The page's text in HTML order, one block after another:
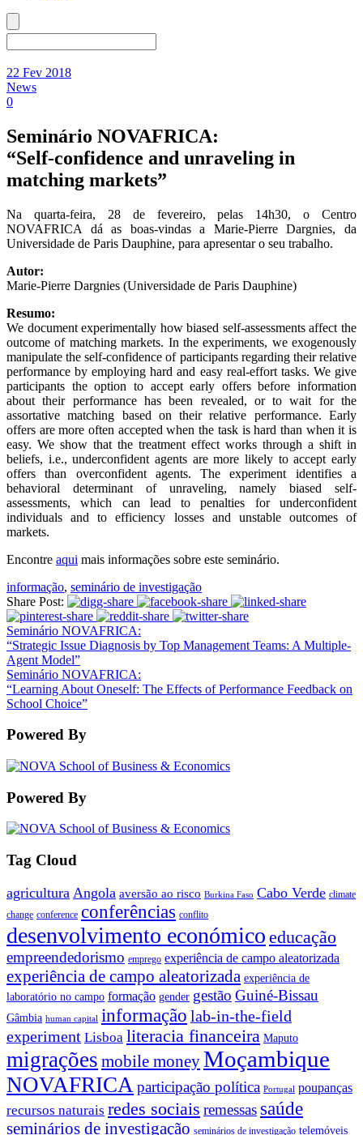
22 Fev 2018
News
0
Seminário NOVAFRICA:
“Self-confidence and unraveling in
matching markets”
Na quarta-feira, 28 de fevereiro, pelas 14h30, o Centro
NOVAFRICA dá as boas-vindas a Marie-Pierre Dargnies, da
Universidade de Paris Dauphine, para apresentar o seu trabalho.
Autor:
Marie-Pierre Dargnies (Universidade de Paris Dauphine)
Resumo:
We document experimentally how biased self-assessments affect the
outcome of matching markets. In the experiments, we exogenously
manipulate the self-confidence of participants regarding their relative
performance by employing hard and easy real-effort tasks. We give
participants the option to accept early offers before information
about their performance has been revealed, or to wait for the
assortative matching based on their relative performance. Early
offers are more often accepted when the task is hard than when it is
easy. We show that the treatment effect works through a shift in
beliefs, i.e., underconfident agents are more likely to accept early
offers than overconfident agents. The experiment identifies a
behavioral determinant of unraveling, namely biased self-
assessments, which can lead to penalties for underconfident
individuals and to efficiency losses and unstable outcomes of
markets.
Encontre aqui mais informações sobre este seminário.
informação, seminário de investigação
Share Post:
Seminário NOVAFRICA:
“Strategic Issue Diagnosis by Top Management Teams: A Multiple-
Agent Model”
Seminário NOVAFRICA:
“Learning About Oneself: The Effects of Performance Feedback on
School Choice”
Powered By
Powered By
Tag Cloud
agricultura Angola aversão ao risco Burkina Faso Cabo Verde climate
change conference conferências conflito
desenvolvimento económico educação
empreendedorismo emprego experiência de campo aleatorizada
experiência de campo aleatorizada experiência de
laboratório no campo formação gender gestão Guiné-Bissau
Gâmbia human capital informação lab-in-the-field
experiment Lisboa literacia financeira Maputo
migrações mobile moneyMoçambique
NOVAFRICA participação política Portugal poupanças
recursos naturais redes sociais remessas saúde
seminários de investigação seminários de investigação telemóveis